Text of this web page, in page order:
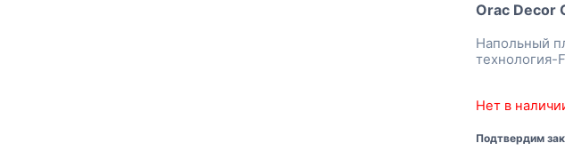
Orac Decor
Напольный
технология-
Нет в
Подтвердим